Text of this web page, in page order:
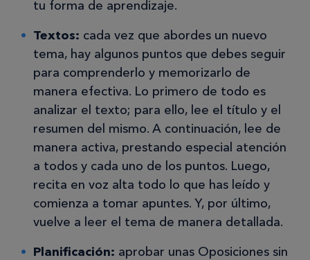
tu forma de aprendizaje.
Textos: cada vez que abordes un nuevo
tema, hay algunos puntos que debes seguir
para comprenderlo y memorizarlo de
manera efectiva. Lo primero de todo es
analizar el texto; para ello, lee el título y el
resumen del mismo. A continuación, lee de
manera activa, prestando especial atención
a todos y cada uno de los puntos. Luego,
recita en voz alta todo lo que has leído y
comienza a tomar apuntes. Y, por último,
vuelve a leer el tema de manera detallada.
Planificación: aprobar unas Oposiciones sin